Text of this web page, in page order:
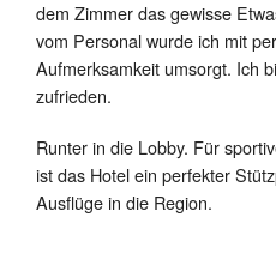
dem Zimmer das gewisse
vom Personal wurde ich mit
Aufmerksamkeit umsorgt. Ich
zufrieden.
Runter in die Lobby. Für
ist das Hotel ein perfekter
Ausflüge in die Region.